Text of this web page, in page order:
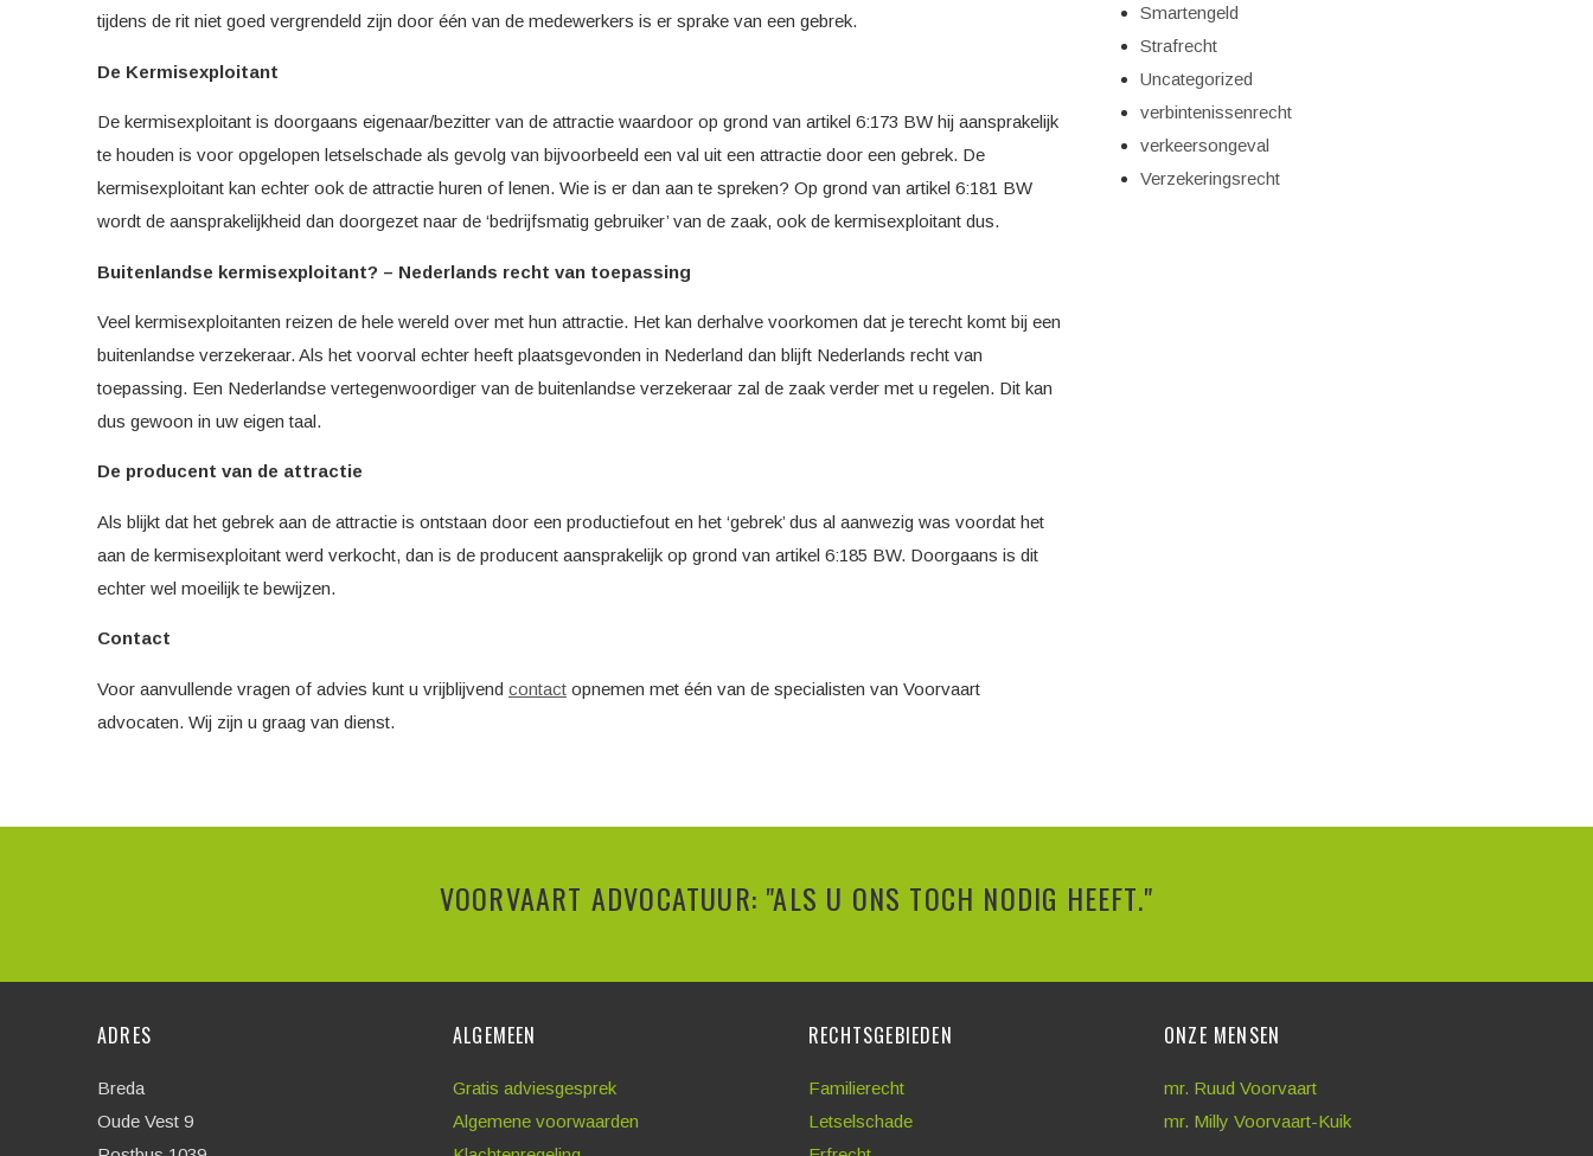
tijdens de rit niet goed vergrendeld zijn door één van de medewerkers is er sprake van een gebrek.
De Kermisexploitant
De kermisexploitant is doorgaans eigenaar/bezitter van de attractie waardoor op grond van artikel 6:173 BW hij aansprakelijk
te houden is voor opgelopen letselschade als gevolg van bijvoorbeeld een val uit een attractie door een gebrek. De
kermisexploitant kan echter ook de attractie huren of lenen. Wie is er dan aan te spreken? Op grond van artikel 6:181 BW
wordt de aansprakelijkheid dan doorgezet naar de ‘bedrijfsmatig gebruiker’ van de zaak, ook de kermisexploitant dus.
Buitenlandse kermisexploitant? – Nederlands recht van toepassing
Veel kermisexploitanten reizen de hele wereld over met hun attractie. Het kan derhalve voorkomen dat je terecht komt bij een
buitenlandse verzekeraar. Als het voorval echter heeft plaatsgevonden in Nederland dan blijft Nederlands recht van
toepassing. Een Nederlandse vertegenwoordiger van de buitenlandse verzekeraar zal de zaak verder met u regelen. Dit kan
dus gewoon in uw eigen taal.
De producent van de attractie
Als blijkt dat het gebrek aan de attractie is ontstaan door een productiefout en het ‘gebrek’ dus al aanwezig was voordat het
aan de kermisexploitant werd verkocht, dan is de producent aansprakelijk op grond van artikel 6:185 BW. Doorgaans is dit
echter wel moeilijk te bewijzen.
Contact
Voor aanvullende vragen of advies kunt u vrijblijvend contact opnemen met één van de specialisten van Voorvaart
advocaten. Wij zijn u graag van dienst.
Smartengeld
Strafrecht
Uncategorized
verbintenissenrecht
verkeersongeval
Verzekeringsrecht
VOORVAART ADVOCATUUR: "ALS U ONS TOCH NODIG HEEFT."
ADRES
Breda
Oude Vest 9
ALGEMEEN
Gratis adviesgesprek
Algemene voorwaarden
RECHTSGEBIEDEN
Familierecht
Letselschade
ONZE MENSEN
mr. Ruud Voorvaart
mr. Milly Voorvaart-Kuik